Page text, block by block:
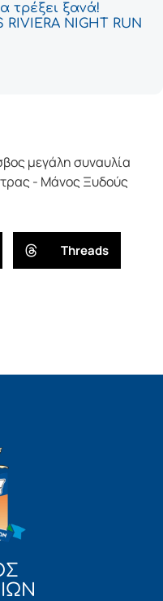
τρέξει ξανά!
NIGHT RUN
μεγάλη συναυλία
- Μάνος Ξυδούς
Threads